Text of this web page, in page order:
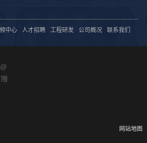
中心 人才招聘 工程研发 公司概况 联系我们
网站地图